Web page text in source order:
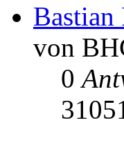
Bastian
von
0